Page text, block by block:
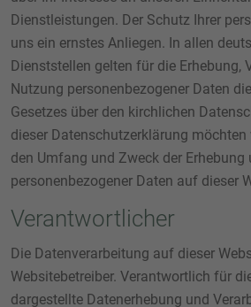
Dienstleistungen. Der Schutz Ihrer
uns ein ernstes Anliegen. In allen
Dienststellen gelten für die Erhebung,
Nutzung personenbezogener Daten
Gesetzes über den kirchlichen
dieser Datenschutzerklärung möchten
den Umfang und Zweck der Erhebung
personenbezogener Daten auf dieser
Verantwortlicher
Die Datenverarbeitung auf dieser
Websitebetreiber. Verantwortlich für
dargestellte Datenerhebung und